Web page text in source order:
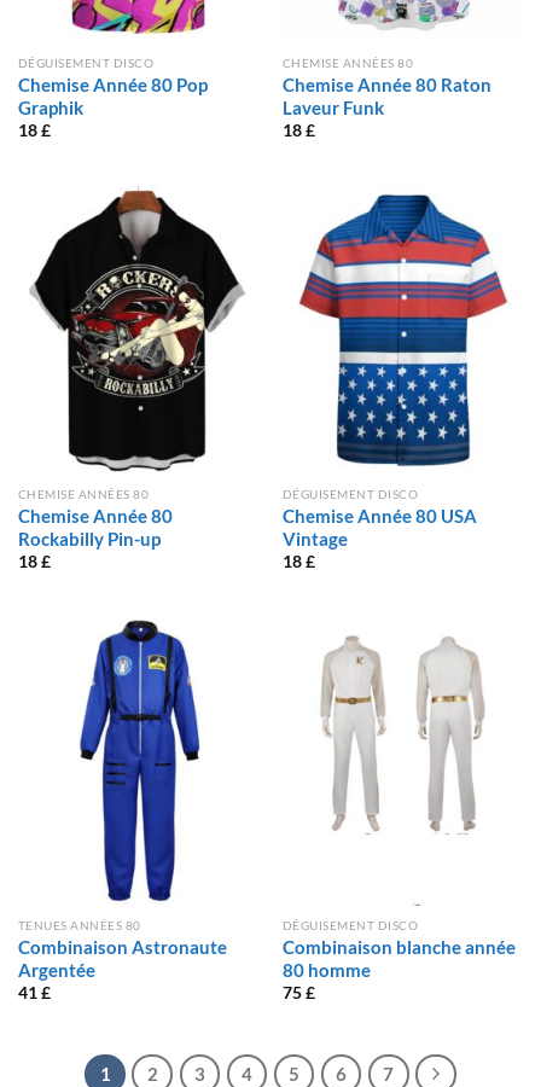
DÉGUISEMENT DISCO
Chemise Année 80 Pop
Graphik
18£
CHEMISE ANNÉES 80
Chemise Année 80 Raton
Laveur Funk
18£
CHEMISE ANNÉES 80
Chemise Année 80
Rockabilly Pin-up
18£
DÉGUISEMENT DISCO
Chemise Année 80 USA
Vintage
18£
TENUES ANNÉES 80
Combinaison Astronaute
Argentée
41£
DÉGUISEMENT DISCO
Combinaison blanche année
80 homme
75£
1 2 3 4 5 6 7